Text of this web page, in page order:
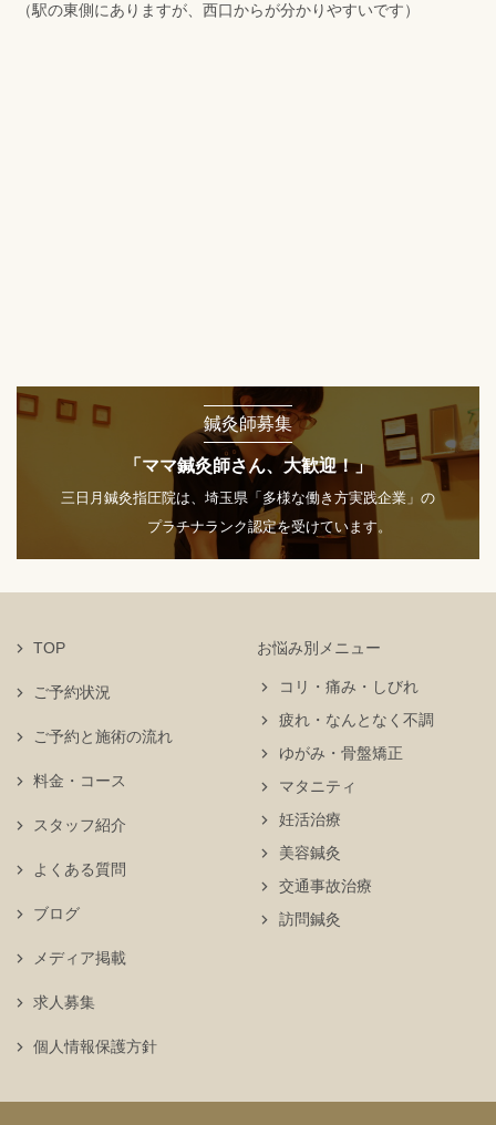
（駅の東側にありますが、西口からが分かりやすいです）
鍼灸師募集
「ママ鍼灸師さん、大歓迎！」
三日月鍼灸指圧院は、埼玉県「多様な働き方実践企業」の
プラチナランク認定を受けています。
TOP
ご予約状況
お悩み別メニュー
コリ・痛み・しびれ
疲れ・なんとなく不調
ゆがみ・骨盤矯正
マタニティ
妊活治療
美容鍼灸
交通事故治療
訪問鍼灸
ご予約と施術の流れ
料金・コース
スタッフ紹介
よくある質問
ブログ
メディア掲載
求人募集
個人情報保護方針